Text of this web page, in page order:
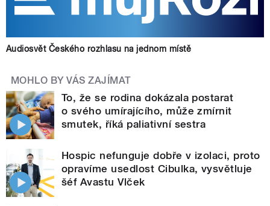
Audiosvět Českého rozhlasu na jednom místě
MOHLO BY VÁS ZAJÍMAT
To, že se rodina dokázala postarat
o svého umírajícího, může zmírnit
smutek, říká paliativní sestra
Hospic nefunguje dobře v izolaci, proto
opravíme usedlost Cibulka, vysvětluje
šéf Avastu Vlček